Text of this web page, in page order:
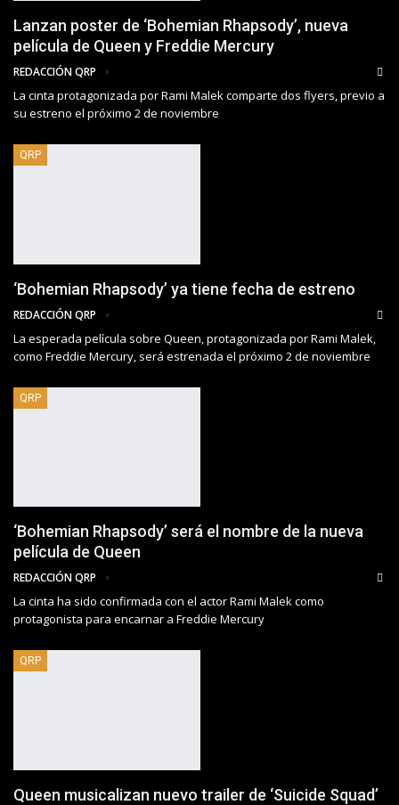
Lanzan poster de ‘Bohemian Rhapsody’, nueva
película de Queen y Freddie Mercury
REDACCIÓN QRP
La cinta protagonizada por Rami Malek comparte dos flyers, previo a
su estreno el próximo 2 de noviembre
QRP
‘Bohemian Rhapsody’ ya tiene fecha de estreno
REDACCIÓN QRP
La esperada película sobre Queen, protagonizada por Rami Malek,
como Freddie Mercury, será estrenada el próximo 2 de noviembre
QRP
‘Bohemian Rhapsody’ será el nombre de la nueva
película de Queen
REDACCIÓN QRP
La cinta ha sido confirmada con el actor Rami Malek como
protagonista para encarnar a Freddie Mercury
QRP
Queen musicalizan nuevo trailer de ‘Suicide Squad’